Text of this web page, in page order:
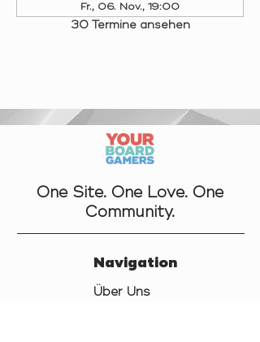
Fr., 06. Nov., 19:00
30 Termine ansehen
One Site. One Love. One
Community.
Navigation
Über Uns